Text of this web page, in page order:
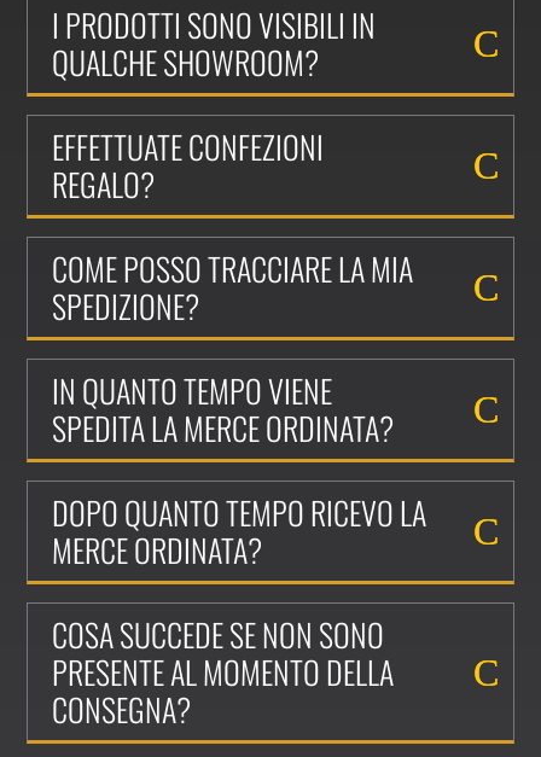
I PRODOTTI SONO VISIBILI IN
QUALCHE SHOWROOM?
EFFETTUATE CONFEZIONI
REGALO?
COME POSSO TRACCIARE LA MIA
SPEDIZIONE?
IN QUANTO TEMPO VIENE
SPEDITA LA MERCE ORDINATA?
DOPO QUANTO TEMPO RICEVO LA
MERCE ORDINATA?
COSA SUCCEDE SE NON SONO
PRESENTE AL MOMENTO DELLA
CONSEGNA?